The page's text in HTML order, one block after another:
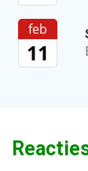
feb
11